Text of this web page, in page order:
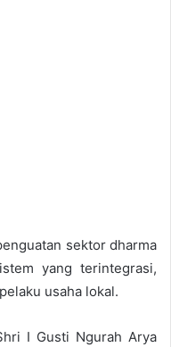
sektor dharma
yang terintegrasi,
usaha lokal.
I Gusti Ngurah Arya